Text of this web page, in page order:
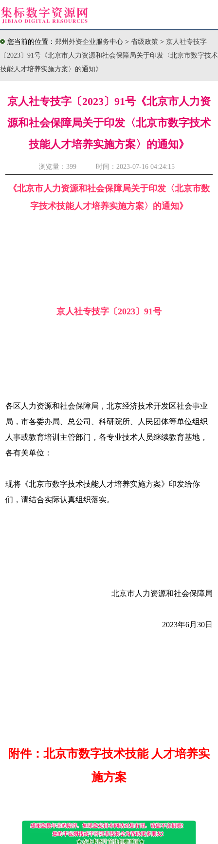
您当前的位置： 郑州外资企业服务中心 > 省级政策 > 京人社专技字
〔2023〕91号《北京市人力资源和社会保障局关于印发〈北京市数字技术
技能人才培养实施方案〉的通知》
京人社专技字〔2023〕91号《北京市人力资
源和社会保障局关于印发〈北京市数字技术
技能人才培养实施方案〉的通知》
浏览量： 399 时间：2023-07-16 04:24:15
《北京市人力资源和社会保障局关于印发〈北京市数
字技术技能人才培养实施方案〉的通知》
京人社专技字〔2023〕91号
各区人力资源和社会保障局，北京经济技术开发区社会事业
局，市各委办局、总公司、科研院所、人民团体等单位组织
人事或教育培训主管部门，各专业技术人员继续教育基地，
各有关单位：
现将《北京市数字技术技能人才培养实施方案》印发给你
们，请结合实际认真组织落实。
北京市人力资源和社会保障局
2023年6月30日
附件：北京市数字技术技能 人才培养实
施方案